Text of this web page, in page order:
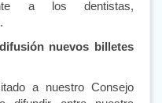
a los dentistas,
nuevos billetes
a nuestro Consejo